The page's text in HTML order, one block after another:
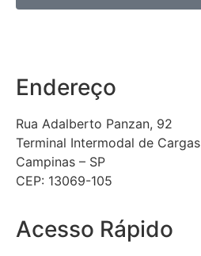
Endereço
Rua Adalberto Panzan, 92
Terminal Intermodal de Cargas
Campinas – SP
CEP: 13069-105
Acesso Rápido